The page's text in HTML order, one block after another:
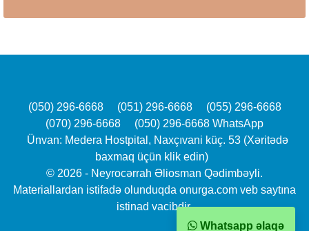
(050) 296-6668 (051) 296-6668
(055) 296-6668
(070) 296-6668
(050) 296-6668 WhatsApp
Ünvan: Medera Hostpital, Naxçıvani küç. 53 (Xəritədə
baxmaq üçün klik edin)
© 2026 - Neyrocərrah Əliosman Qədimbəyli.
Materiallardan istifadə olunduqda onurga.com veb saytına
istinad vacibdir.
Whatsapp əlaqə